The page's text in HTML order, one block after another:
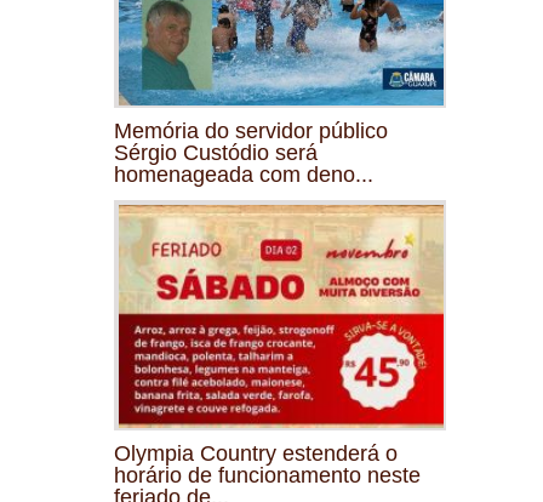
Memória do servidor público
Sérgio Custódio será
homenageada com deno...
Olympia Country estenderá o
horário de funcionamento neste
feriado de...